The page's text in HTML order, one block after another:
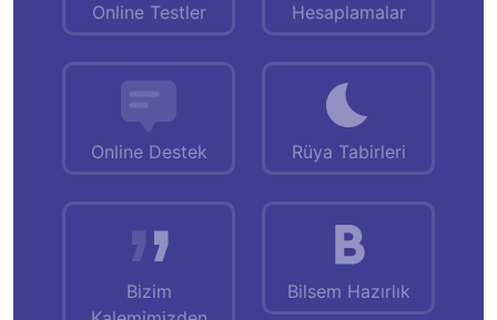
Online Testler Hesaplamalar
Online Destek Rüya Tabirleri
Bizim
Bilsem Hazırlık